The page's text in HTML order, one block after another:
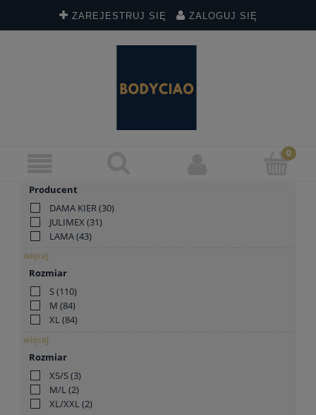
ZAREJESTRUJ SIĘ ZALOGUJ SIĘ
Producent
DAMA KIER(30)
JULIMEX (31)
LAMA(43)
więcej
Rozmiar
S(110)
M (84)
XL(84)
więcej
Rozmiar
XS/S(3)
M/L(2)
XL/XXL(2)